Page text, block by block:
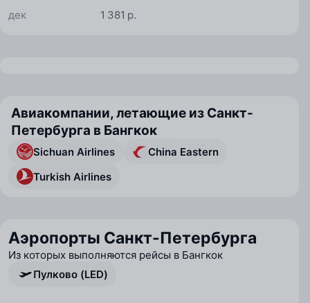
1 381 р.
дек
Авиакомпании, летающие из Санкт-
Петербурга в Бангкок
Sichuan Airlines
China Eastern
Turkish Airlines
Аэропорты Санкт-Петербурга
Из которых выполняются рейсы в Бангкок
Пулково (LED)